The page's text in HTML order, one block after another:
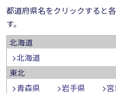
都道府県名をクリックすると
す。
北海道
北海道
東北
青森県
岩手県